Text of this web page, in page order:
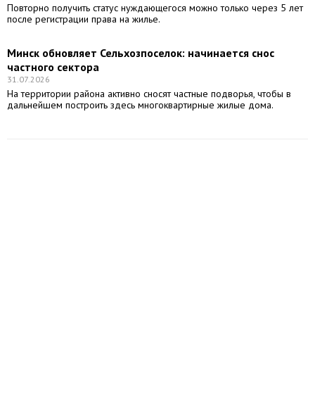
Повторно получить статус нуждающегося можно только через 5 лет
после регистрации права на жилье.
Минск обновляет Сельхозпоселок: начинается снос
частного сектора
31.07.2026
На территории района активно сносят частные подворья, чтобы в
дальнейшем построить здесь многоквартирные жилые дома.